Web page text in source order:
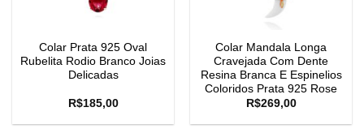
Colar Prata 925 Oval
Rubelita Rodio Branco Joias
Delicadas
R$185,00
Colar Mandala Longa
Cravejada Com Dente
Resina Branca E Espinelios
Coloridos Prata 925 Rose
R$269,00